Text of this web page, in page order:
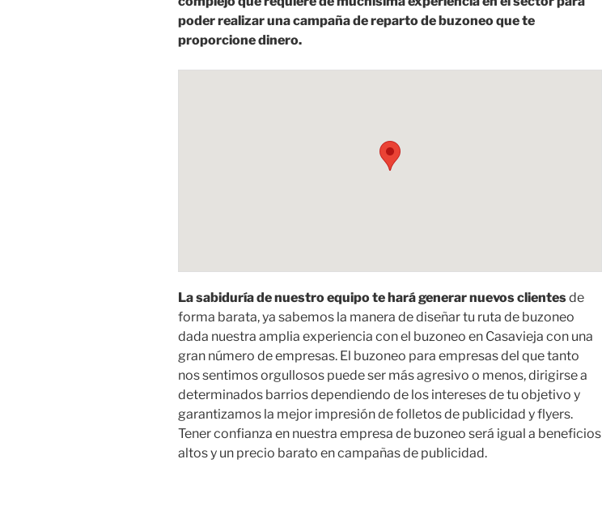
poder realizar una campaña de reparto de buzoneo que te
proporcione dinero.
La sabiduría de nuestro equipo te hará generar nuevos clientesde
forma barata, ya sabemos la manera de diseñar tu ruta de buzoneo
dada nuestra amplia experiencia con el buzoneo en Casavieja con una
gran número de empresas. El buzoneo para empresas del que tanto
nos sentimos orgullosos puede ser más agresivo o menos, dirigirse a
determinados barrios dependiendo de los intereses de tu objetivo y
garantizamos la mejor impresión de folletos de publicidad y flyers.
Tener confianza en nuestra empresa de buzoneo será igual a beneficios
altos y un precio barato en campañas de publicidad.